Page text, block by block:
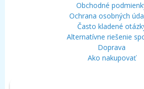
Obchodné
Ochrana osobných
Často kladené
Alternatívne riešenie
Doprava
Ako nakupovať